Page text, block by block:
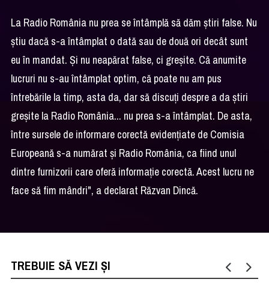
La Radio România nu prea se întâmplă să dăm ştiri false. Nu
ştiu dacă s-a întâmplat o dată sau de două ori decât sunt
eu în mandat. Şi nu neapărat false, ci greşite. Că anumite
lucruri nu s-au întâmplat optim, că poate nu am pus
întrebările la timp, asta da, dar să discuţi despre a da ştiri
greşite la Radio România... nu prea s-a întâmplat. De asta,
între sursele de informare corectă evidenţiate de Comisia
Europeană s-a numărat şi Radio România, ca fiind unul
dintre furnizorii care oferă informaţie corectă. Acest lucru ne
face să fim mândri", a declarat Răzvan Dincă.
TREBUIE SĂ VEZI ȘI